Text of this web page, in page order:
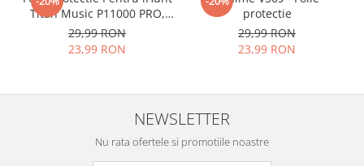
Titan Music P11000 PRO,
VDOO
29,99 RON
23,99 RON
protectie
29,99 RON
23,99 RON
NEWSLETTER
Nu rata ofertele si promotiile noastre